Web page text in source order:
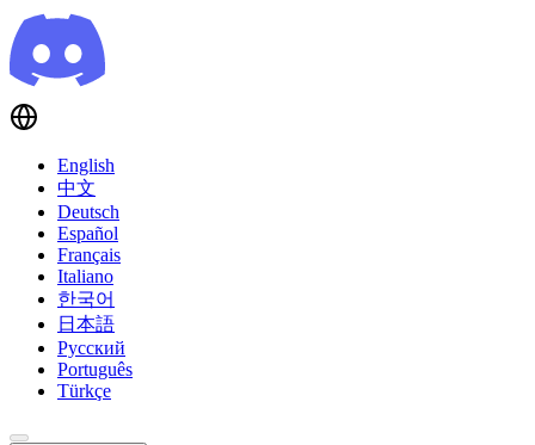
English
中文
Deutsch
Español
Français
Italiano
한국어
日本語
Русский
Português
Türkçe